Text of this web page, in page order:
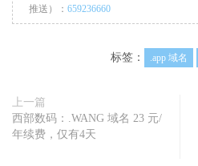
推送）： 659236660
标签： .app 域名
上一篇
西部数码：.WANG 域名 23 元/
年续费，仅有4天